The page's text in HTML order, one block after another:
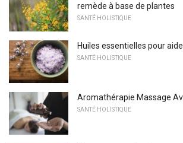
remède à base de plantes
SANTÉ HOLISTIQUE
Huiles essentielles pour
SANTÉ HOLISTIQUE
Aromathérapie Massage
SANTÉ HOLISTIQUE